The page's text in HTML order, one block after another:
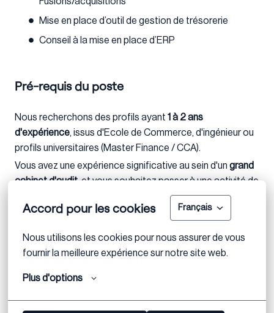
Accord pour les cookies Français
Nous utilisons les cookies pour nous assurer de vous
fournir la meilleure expérience sur notre site web.
Plus d'options
Mise en place d’outil de gestion de trésorerie
Conseil à la mise en place d’ERP
Pré-requis du poste
Nous recherchons des profils ayant 1 à 2 ans
d'expérience, issus d'Ecole de Commerce, d'ingénieur ou
profils universitaires (Master Finance / CCA).
Vous avez une expérience significative au sein d'un grand
cabinet d'audit, et vous souhaitez passer à une activité de
conseil où il sera possible de mettre à profit vos
connaissances de manière opérationnelle.
Ou bien vous avez une expérience en
corporate /
votre expérience en touchant d'autres problématiques du